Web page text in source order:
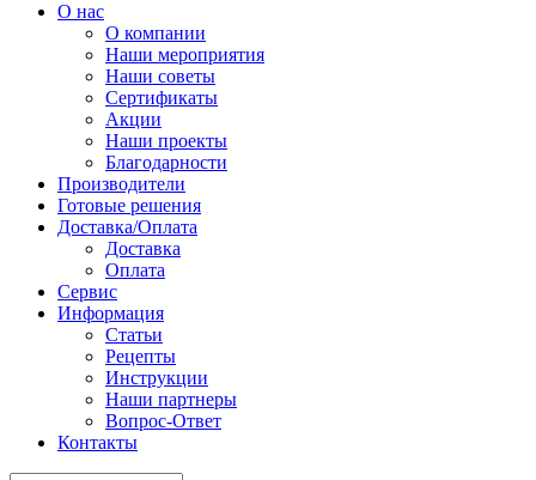
О нас
О компании
Наши мероприятия
Наши советы
Сертификаты
Акции
Наши проекты
Благодарности
Производители
Готовые решения
Доставка/Оплата
Доставка
Оплата
Сервис
Информация
Статьи
Рецепты
Инструкции
Наши партнеры
Вопрос-Ответ
Контакты